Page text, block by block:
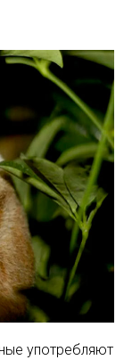
употребляют